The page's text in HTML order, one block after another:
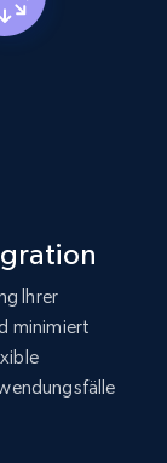
Rating,
Ihrer
minimiert